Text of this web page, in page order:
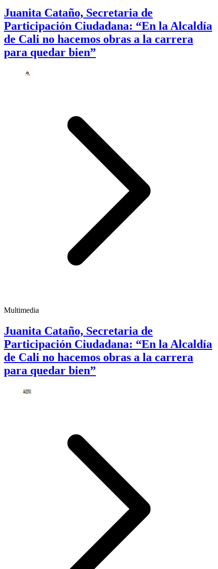
Juanita Cataño, Secretaria de
Participación Ciudadana: “En la Alcaldía
de Cali no hacemos obras a la carrera
para quedar bien”
Multimedia
Juanita Cataño, Secretaria de
Participación Ciudadana: “En la Alcaldía
de Cali no hacemos obras a la carrera
para quedar bien”